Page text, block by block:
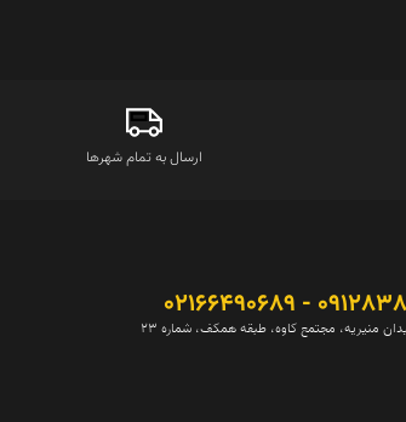
ارسال به تمام شهرها
09128385985 -
منیریه، مجتمع کاوه، طبقه همکف، شماره 23